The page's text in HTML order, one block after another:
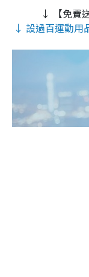
↓ 【免費
↓ 設過百運動用